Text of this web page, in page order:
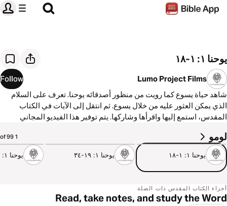
يوحنا ١: ١-١٨
Lumo Project Films
Follow
شاهد حياة يسوع كما رويت من منظور أصدقائه يوحنا. تعرف على السلام
الذي يمكن العثور عليه من خلال يسوع. ثم انتقل إلى الآيات في الكتاب
المقدس، استمع إليها واقرأها وشاركها. يتم توفير هذا الفيديو المجاني
المقدس.
لومو 1 of 99 3:38
يوحنا ١: ١-١٨ يوحنا ١: ١٩-٣٤ يوحنا ١: ٣٥-٥١
أجزاء الكتاب المقدس ذات الصلة
Read, take notes, and study the Word